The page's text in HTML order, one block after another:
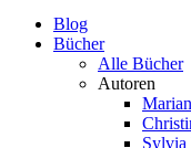
Blog
Bücher
Alle Bücher
Autoren
Sylvia